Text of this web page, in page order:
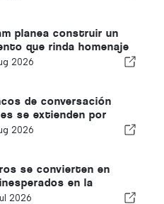
planea construir un
que rinda homenaje
sostenibles
2026
de conversación
se extienden por
2026
se convierten en
en la
de incendios
2026